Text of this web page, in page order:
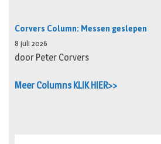
Corvers Column: Messen geslepen
8 juli 2026
door Peter Corvers
Meer Columns KLIK HIER>>